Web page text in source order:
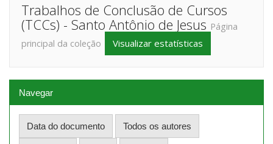
Trabalhos de Conclusão de Cursos
(TCCs) - Santo Antônio de Jesus Página
principal da coleção
Visualizar estatísticas
Navegar